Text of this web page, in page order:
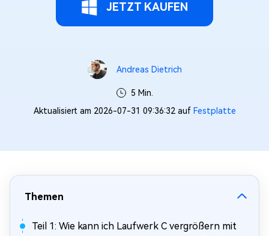
JETZT KAUFEN
Andreas Dietrich
5 Min.
Aktualisiert am 2026-07-31 09:36:32 auf Festplatte
Themen
Teil 1: Wie kann ich Laufwerk C vergrößern mit